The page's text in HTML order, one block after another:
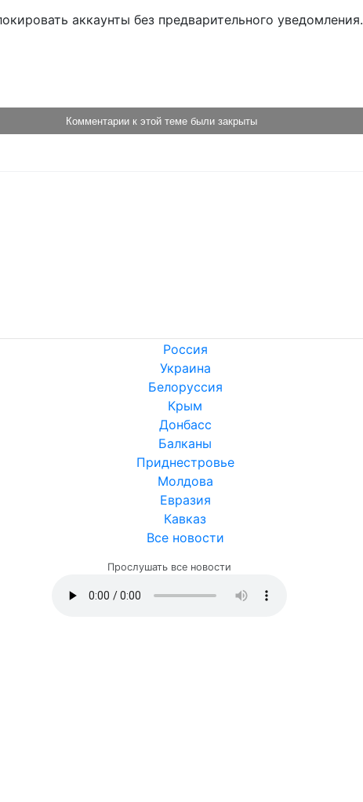
аккаунты без предварительного уведомления.
Комментарии к этой теме были закрыты
Россия
Украина
Белоруссия
Крым
Донбасс
Балканы
Приднестровье
Молдова
Евразия
Кавказ
Все новости
Прослушать все новости